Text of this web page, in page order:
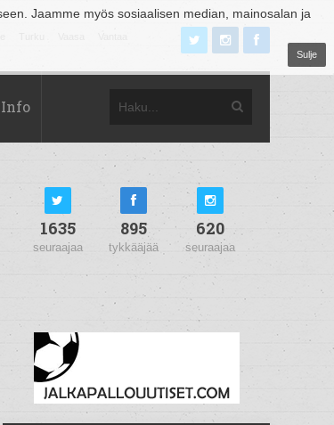
Jaamme myös sosiaalisen median, mainosalan ja
Sulje
Info
1635
seuraajaa
895
tykkääjää
620
seuraajaa